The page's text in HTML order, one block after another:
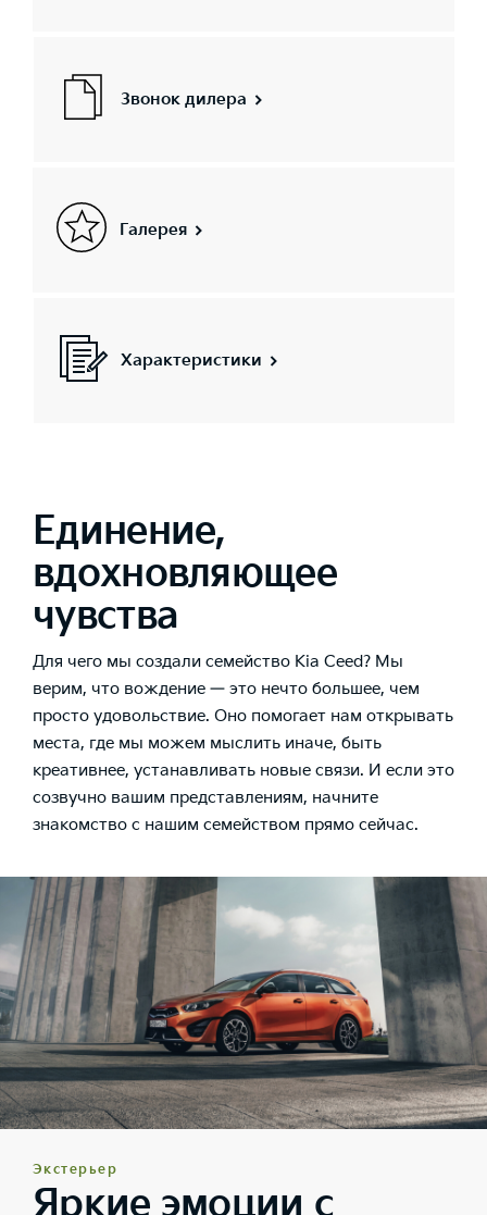
Звонок дилера
Галерея
Характеристики
Единение,
вдохновляющее
чувства
Для чего мы создали семейство Kia Ceed? Мы
верим, что вождение — это нечто большее, чем
просто удовольствие. Оно помогает нам открывать
места, где мы можем мыслить иначе, быть
креативнее, устанавливать новые связи. И если это
созвучно вашим представлениям, начните
знакомство с нашим семейством прямо сейчас.
Экстерьер
Яркие эмоции с